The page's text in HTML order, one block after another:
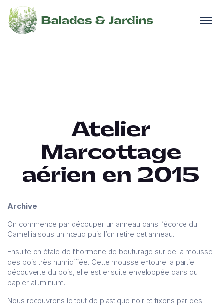
Atelier
Marcottage
aérien en 2015
Archive
On commence par découper un anneau dans l’écorce du
Camellia sous un nœud puis l’on retire cet anneau.
Ensuite on étale de l’hormone de bouturage sur de la mousse
des bois très humidifiée. Cette mousse entoure la partie
découverte du bois, elle est ensuite enveloppée dans du
papier aluminium.
Nous recouvrons le tout de plastique noir et fixons par des